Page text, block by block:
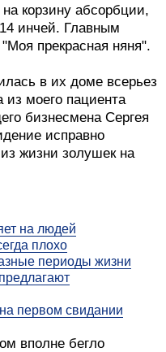
корзину абсорбции,
инчей. Главным
прекрасная няня".
в их доме всерьез
из моего пациента
бизнесмена Сергея
исправно
жизни золушек на
на людей
плохо
периоды жизни
первом свидании
вполне бегло